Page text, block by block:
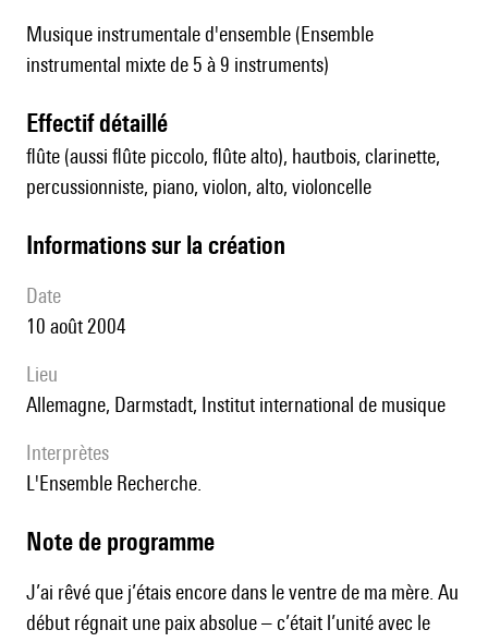
Musique instrumentale d'ensemble (Ensemble
instrumental mixte de 5 à 9 instruments)
effectif détaillé
flûte (aussi flûte piccolo, flûte alto), hautbois, clarinette,
percussionniste, piano, violon, alto, violoncelle
informations sur la création
date
10 août 2004
lieu
Allemagne, Darmstadt, Institut international de musique
interprètes
l'Ensemble Recherche.
Note de programme
J’ai rêvé que j’étais encore dans le ventre de ma mère. Au
début régnait une paix absolue – c’était l’unité avec le